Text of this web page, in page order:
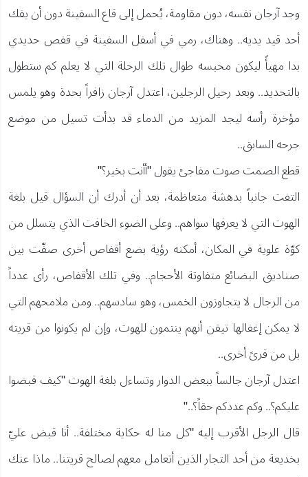
وجد آرجان نفسه، دون مقاومة، يُحمل إلى قاع السفينة دون أن يفك
أحد قيد يديه.. وهناك، رمي في أسفل السفينة في قفص حديدي
بدا مهيأً ليكون محبسه طوال تلك الرحلة التي لا يعلم كم ستطول
بالتحديد.. وبعد رحيل الرجلين، اعتدل آرجان زافراً بحدة وهو يلمس
مؤخرة رأسه ليجد المزيد من الدماء قد بدأت تسيل من موضع
جرحه السابق..
قطع الصمت صوت مفاجئ يقول "أأنت بخير؟"
التفت جانباً بدهشة متعاظمة، بعد أن أدرك أن السؤال قيل بلغة
الهوت التي لا يعرفها سواهم.. وعلى الضوء الخافت الذي يتسلل من
كوّة علوية في المكان، أمكنه رؤية بضع أقفاص أخرى صفّت بين
صناديق البضائع متفاوتة الأحجام.. وفي تلك الأقفاص، رأى عدداً
من الرجال لا يتجاوزون الخمس، وهو سادسهم.. ومن ملامحهم التي
لا يمكن إغفالها تيقن أنهم ينتمون للهوت، وإن لم يكونوا من قريته
بل من قرىً أخرى..
اعتدل آرجان جالساً ببعض الدوار وتساءل بلغة الهوت "كيف قبضوا
عليكم؟.. وكم عددكم حقاً؟.."
قال الرجل الأقرب إليه "كل منا له حكاية مختلفة.. أنا قبض عليّ
بخديعة من أحد التجار الذين أتعامل معهم لصالح قريتنا.. ماذا عنك